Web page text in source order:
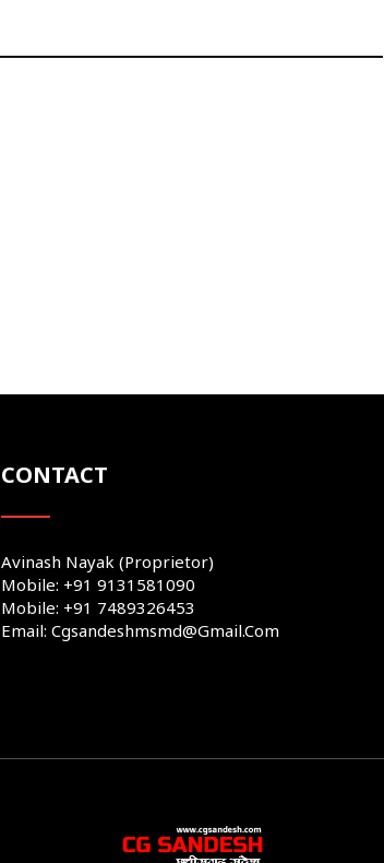
CONTACT
Avinash Nayak (Proprietor)
Mobile: +91 9131581090
Mobile: +91 7489326453
Email: Cgsandeshmsmd@gmail.com